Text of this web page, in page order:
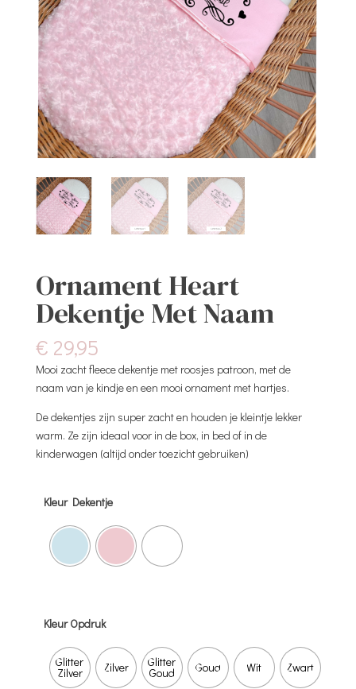
Ornament Heart
Dekentje Met Naam
€ 29,95
Mooi zacht fleece dekentje met roosjes patroon, met de
naam van je kindje en een mooi ornament met hartjes.
De dekentjes zijn super zacht en houden je kleintje lekker
warm. Ze zijn ideaal voor in de box, in bed of in de
kinderwagen (altijd onder toezicht gebruiken)
Kleur Dekentje
Kleur Opdruk
Glitter
Zilver Zilver Glitter
Goud Goud Wit Zwart